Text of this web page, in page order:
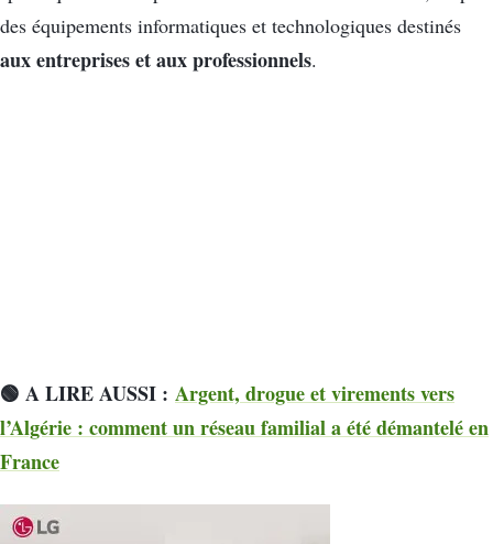
des équipements informatiques et technologiques destinés
aux entreprises et aux professionnels.
🟢 A LIRE AUSSI : Argent, drogue et virements vers
l’Algérie : comment un réseau familial a été démantelé en
France